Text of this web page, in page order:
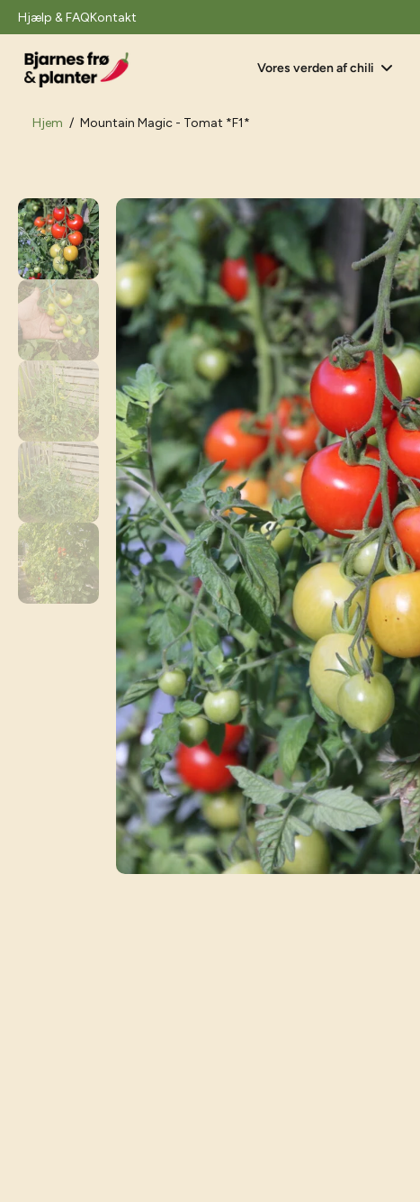
Hjælp & FAQKontakt
Vores verden af chili
Hjem / Mountain Magic - Tomat *F1*
Gå
til
produktoplysninger